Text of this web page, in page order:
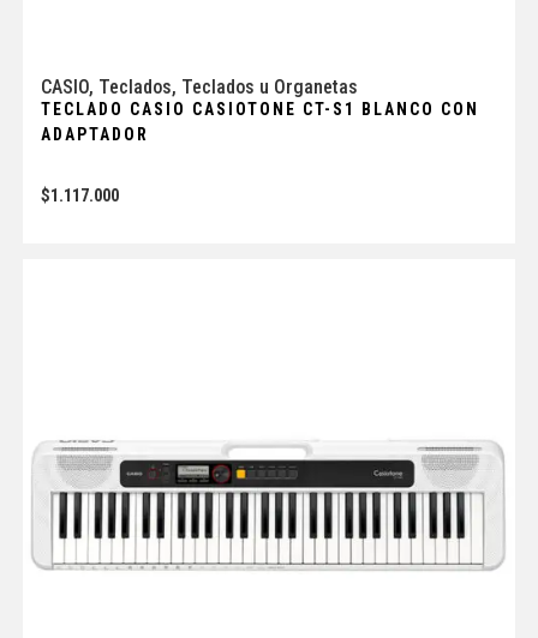
CASIO, Teclados, Teclados u Organetas
TECLADO CASIO CASIOTONE CT-S1 BLANCO CON
ADAPTADOR
$1.117.000